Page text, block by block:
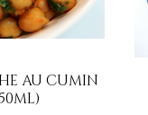
AU CUMIN